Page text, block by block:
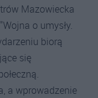
Mazowiecka
o umysły.
biorą
się
a wprowadzenie